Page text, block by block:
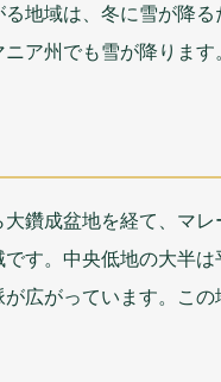
る地域は、 冬に雪が降る
ニア州 でも雪が降 ります
大鑽成盆地を経て、マ
です。 中央低地の大半は
が広がっています。この